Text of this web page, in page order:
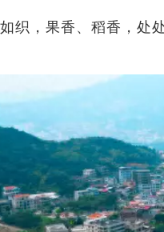
织，果香、稻香，